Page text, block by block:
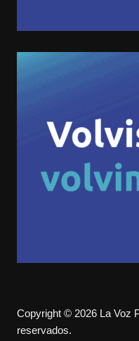
Copyright © 2026 La Voz
reservados.